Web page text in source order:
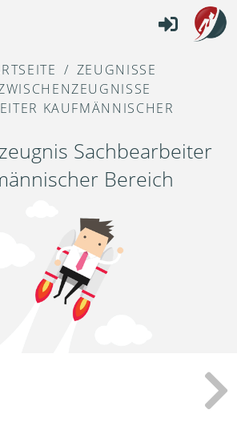
ZEUGNISSE
KAUFMÄNNISCHER
Sachbearbeiter
Bereich